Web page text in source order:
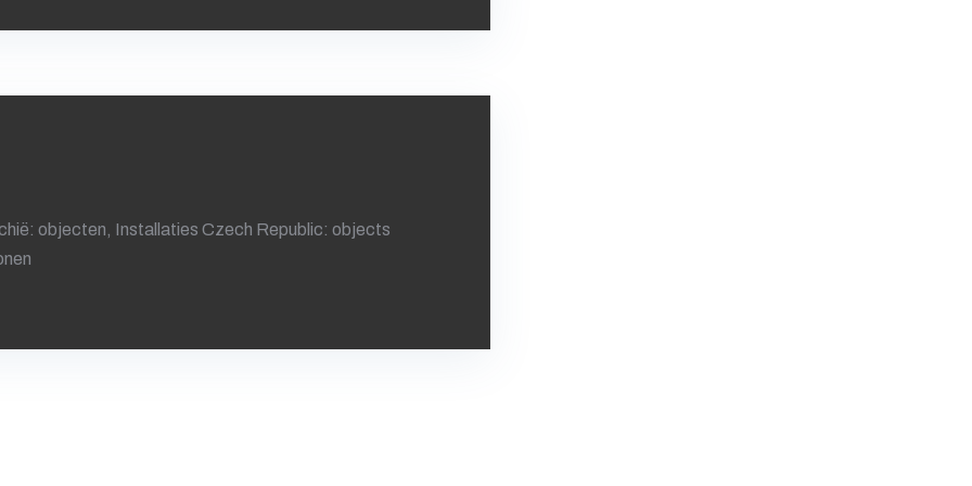
objecten, Installaties Czech Republic: objects